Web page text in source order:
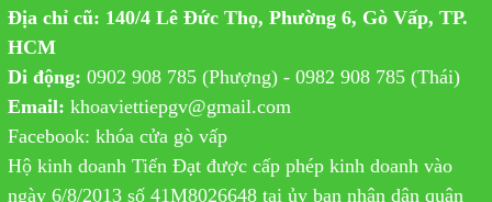
Địa chỉ cũ: 140/4 Lê Đức Thọ, Phường 6, Gò Vấp, TP.
HCM
Di động: 0902 908 785 (Phượng) - 0982 908 785 (Thái)
Email: khoaviettiepgv@gmail.com
Facebook: khóa cửa gò vấp
Hộ kinh doanh Tiến Đạt được cấp phép kinh doanh vào
ngày 6/8/2013 số 41M8026648 tại ủy ban nhân dân quận